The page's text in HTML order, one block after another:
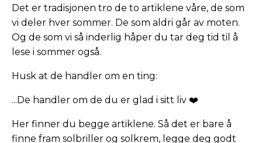
Det er tradisjonen tro de to artiklene våre, de som
vi deler hver sommer. De som aldri går av moten.
Og de som vi så inderlig håper du tar deg tid til å
lese i sommer også.
Husk at de handler om en ting:
...De handler om de du er glad i sitt liv ❤️
Her finner du begge artiklene. Så det er bare å
finne fram solbriller og solkrem, legge deg godt